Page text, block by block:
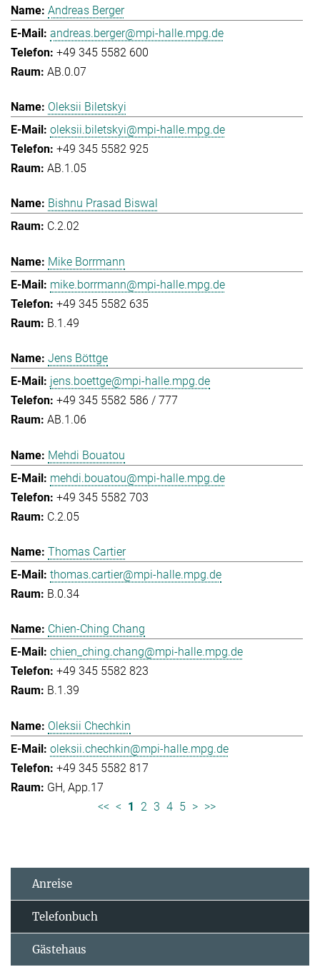
Andreas Berger
andreas.berger@mpi-halle.mpg.de
+49 345 5582 600
AB.0.07
Oleksii Biletskyi
oleksii.biletskyi@mpi-halle.mpg.de
+49 345 5582 925
AB.1.05
Bishnu Prasad Biswal
C.2.02
Mike Borrmann
mike.borrmann@mpi-halle.mpg.de
+49 345 5582 635
B.1.49
Jens Böttge
jens.boettge@mpi-halle.mpg.de
+49 345 5582 586 / 777
AB.1.06
Mehdi Bouatou
mehdi.bouatou@mpi-halle.mpg.de
+49 345 5582 703
C.2.05
Thomas Cartier
thomas.cartier@mpi-halle.mpg.de
B.0.34
Chien-Ching Chang
chien_ching.chang@mpi-halle.mpg.de
+49 345 5582 823
B.1.39
Oleksii Chechkin
oleksii.chechkin@mpi-halle.mpg.de
+49 345 5582 817
GH, App.17
<< < 1 2 3 4 5 > >>
Anreise
Telefonbuch
Gästehaus